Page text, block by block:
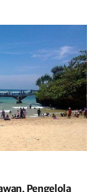
Pengelola